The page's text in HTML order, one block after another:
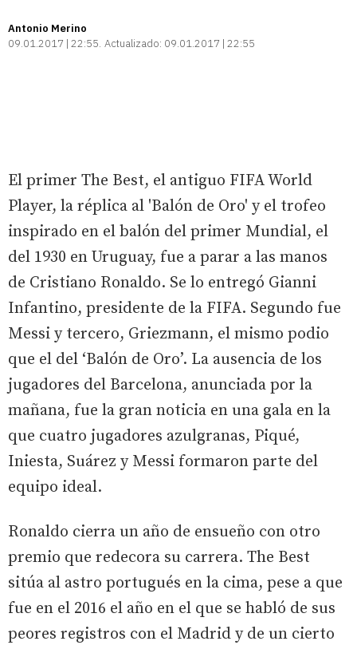
Antonio Merino
09.01.2017 | 22:55 Actualizado: 09.01.2017 | 22:55
El primer The Best, el antiguo FIFA World
Player, la réplica al 'Balón de Oro' y el trofeo
inspirado en el balón del primer Mundial, el
del 1930 en Uruguay, fue a parar a las manos
de Cristiano Ronaldo. Se lo entregó Gianni
Infantino, presidente de la FIFA. Segundo fue
Messi y tercero, Griezmann, el mismo podio
que el del ‘Balón de Oro’. La ausencia de los
jugadores del Barcelona, anunciada por la
mañana, fue la gran noticia en una gala en la
que cuatro jugadores azulgranas, Piqué,
Iniesta, Suárez y Messi formaron parte del
equipo ideal.
Ronaldo cierra un año de ensueño con otro
premio que redecora su carrera. The Best
sitúa al astro portugués en la cima, pese a que
fue en el 2016 el año en el que se habló de sus
peores registros con el Madrid y de un cierto